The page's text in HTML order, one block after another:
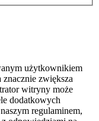
użytkownikiem
zwiększa
witryny może
dodatkowych
regulaminem,